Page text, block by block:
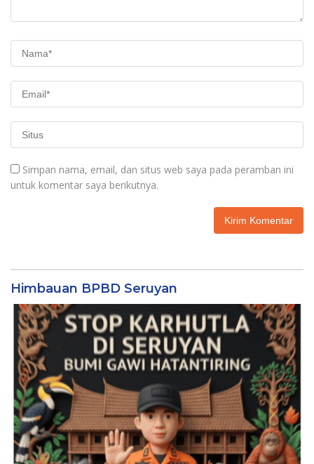
Simpan nama, email, dan situs web saya pada peramban ini
untuk komentar saya berikutnya.
Himbauan BPBD Seruyan